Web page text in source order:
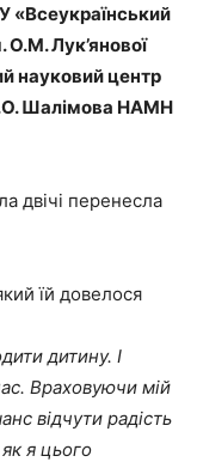
«Всеукраїнський
О.М. Лук’янової
науковий центр
О.О. Шалімова НАМН
двічі перенесла
їй довелося
дитину. І
Враховуючи мій
відчути радість
я цього